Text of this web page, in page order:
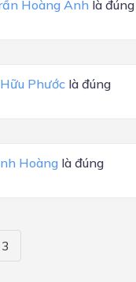
Hoàng Anh là đúng
Phước là đúng
Hoàng là đúng
3